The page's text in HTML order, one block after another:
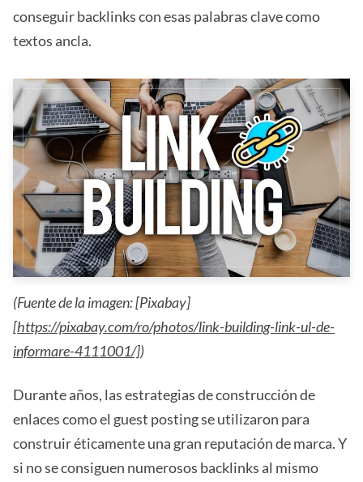
conseguir backlinks con esas palabras clave como
textos ancla.
(Fuente de la imagen: [Pixabay]
[https://pixabay.com/ro/photos/link-building-link-ul-de-
informare-4111001/])
Durante años, las estrategias de construcción de
enlaces como el guest posting se utilizaron para
construir éticamente una gran reputación de marca. Y
si no se consiguen numerosos backlinks al mismo